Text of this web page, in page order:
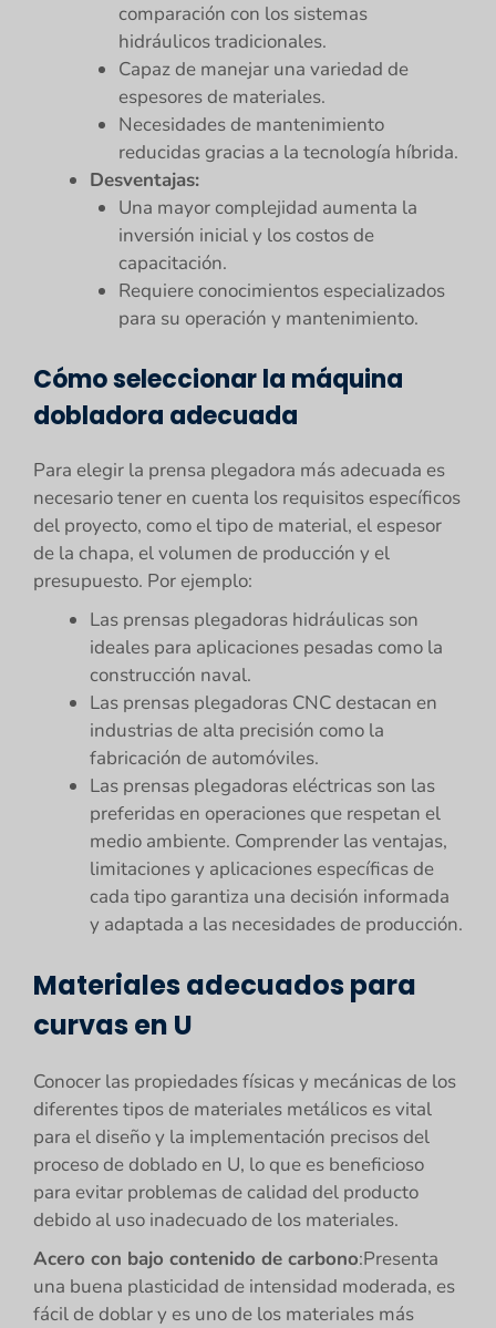
comparación con los sistemas
hidráulicos tradicionales.
Capaz de manejar una variedad de
espesores de materiales.
Necesidades de mantenimiento
reducidas gracias a la tecnología híbrida.
Desventajas:
Una mayor complejidad aumenta la
inversión inicial y los costos de
capacitación.
Requiere conocimientos especializados
para su operación y mantenimiento.
Cómo seleccionar la máquina
dobladora adecuada
Para elegir la prensa plegadora más adecuada es
necesario tener en cuenta los requisitos específicos
del proyecto, como el tipo de material, el espesor
de la chapa, el volumen de producción y el
presupuesto. Por ejemplo:
Las prensas plegadoras hidráulicas son
ideales para aplicaciones pesadas como la
construcción naval.
Las prensas plegadoras CNC destacan en
industrias de alta precisión como la
fabricación de automóviles.
Las prensas plegadoras eléctricas son las
preferidas en operaciones que respetan el
medio ambiente. Comprender las ventajas,
limitaciones y aplicaciones específicas de
cada tipo garantiza una decisión informada
y adaptada a las necesidades de producción.
Materiales adecuados para
curvas en U
Conocer las propiedades físicas y mecánicas de los
diferentes tipos de materiales metálicos es vital
para el diseño y la implementación precisos del
proceso de doblado en U, lo que es beneficioso
para evitar problemas de calidad del producto
debido al uso inadecuado de los materiales.
Acero con bajo contenido de carbono:Presenta
una buena plasticidad de intensidad moderada, es
fácil de doblar y es uno de los materiales más